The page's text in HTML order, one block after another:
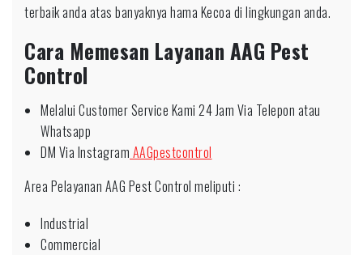
terbaik anda atas banyaknya hama Kecoa di lingkungan anda.
Cara Memesan Layanan AAG Pest
Control
Melalui Customer Service Kami 24 Jam Via Telepon atau
Whatsapp
DM Via Instagram AAGpestcontrol
Area Pelayanan AAG Pest Control meliputi :
Industrial
Commercial